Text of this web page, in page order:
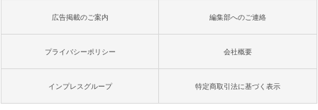
広告掲載のご案内 編集部へのご連絡
プライバシーポリシー 会社概要
インプレスグループ 特定商取引法に基づく表示